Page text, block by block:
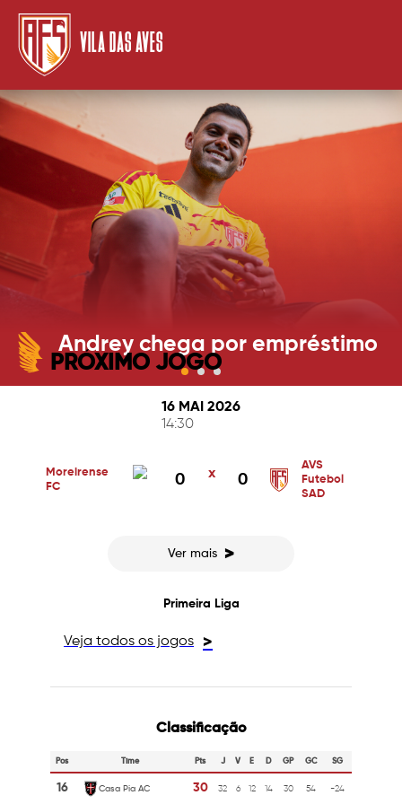
VILA DAS AVES
Andrey chega por empréstimo
PRÓXIMO JOGO
16 MAI 2026
14:30
Moreirense
FC
0 x 0
AVS
Futebol
SAD
Ver mais >
Primeira Liga
Veja todos os jogos >
Classificação
Pos Time Pts J V E D GP GC SG
16 Casa Pia AC 30 32 6 12 14 30 54 -24